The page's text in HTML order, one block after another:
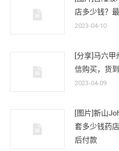
店多少钱？
2023-04-10
[分享]马六甲
信购买，货
2023-04-09
[图片]新山
套多少钱药
后付款